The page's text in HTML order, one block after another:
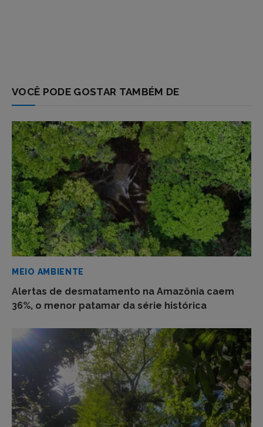
VOCÊ PODE GOSTAR TAMBÉM DE
MEIO AMBIENTE
Alertas de desmatamento na Amazônia caem
36%, o menor patamar da série histórica